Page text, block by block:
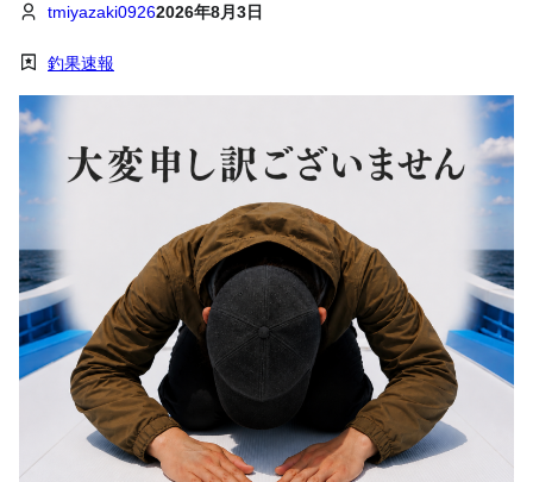
tmiyazaki09262026年8月3日
釣果速報